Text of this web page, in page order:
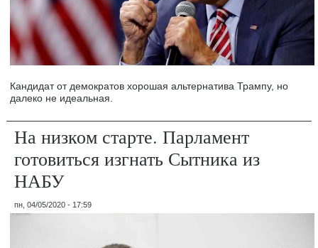
Кандидат от демократов хорошая альтернатива Трампу, но
далеко не идеальная.
На низком старте. Парламент
готовиться изгнать Сытника из
НАБУ
пн, 04/05/2020 - 17:59